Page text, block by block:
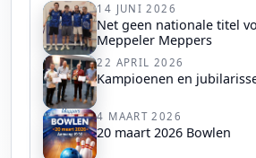
14 JUNI 2026
Net geen nationale titel
Meppeler Meppers
22 APRIL 2026
Kampioenen en
4 MAART 2026
20 maart 2026 Bowlen